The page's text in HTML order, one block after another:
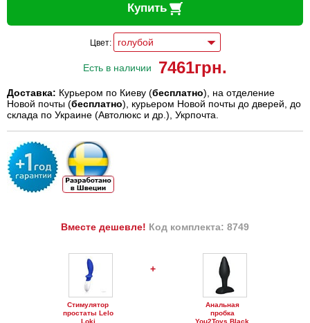
Купить
Цвет:
Есть в наличии 7461грн.
Доставка: Курьером по Киеву (бесплатно), на отделение
Новой почты (бесплатно), курьером Новой почты до дверей, до
склада по Украине (Автолюкс и др.), Укрпочта.
Вместе дешевле! Код комплекта: 8749
Стимулятор
простаты Lelo
Loki
+
Анальная
пробка
You2Toys Black